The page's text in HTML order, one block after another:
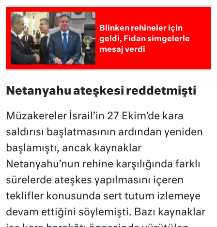
Blinken rehineler için
geldi, Fidan simgelerle
mesaj verdi
Netanyahu ateşkesi reddetmişti
Müzakereler İsrail’in 27 Ekim’de kara
saldırısı başlatmasının ardından yeniden
başlamıştı, ancak kaynaklar
Netanyahu’nun rehine karşılığında farklı
sürelerde ateşkes yapılmasını içeren
teklifler konusunda sert tutum izlemeye
devam ettiğini söylemişti. Bazı kaynaklar